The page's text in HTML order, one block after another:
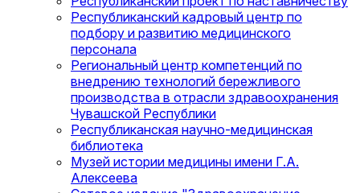
Республиканский кадровый центр по
подбору и развитию медицинского
персонала
Региональный центр компетенций по
внедрению технологий бережливого
производства в отрасли здравоохранения
Чувашской Республики
Республиканская научно-медицинская
библиотека
Музей истории медицины имени Г.А.
Алексеева